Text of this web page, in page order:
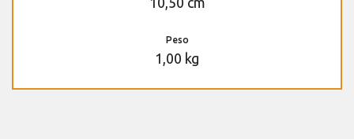
Peso
1,00 kg